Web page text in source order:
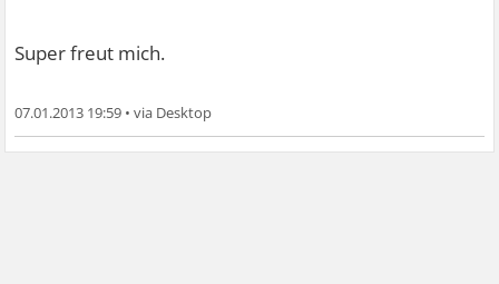
Superfreut mich.
07.01.2013 19:59 •